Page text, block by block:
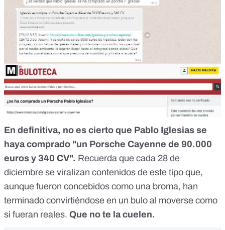
En definitiva, no es cierto que Pablo Iglesias se
haya comprado "un Porsche Cayenne de 90.000
euros y 340 CV". Recuerda que cada 28 de
diciembre se viralizan contenidos de este tipo que,
aunque fueron concebidos como una broma, han
terminado convirtiéndose en un bulo al moverse como
si fueran reales. Que no te la cuelen.